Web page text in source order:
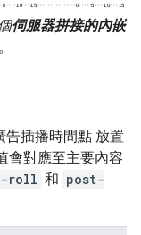
伺服器拼接的內嵌
告插播時間點 放置
會對應至主要內容
roll 和 post-